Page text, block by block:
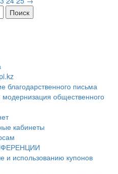
благодарственного письма
модернизация общественного
кабинеты
и использованию купонов